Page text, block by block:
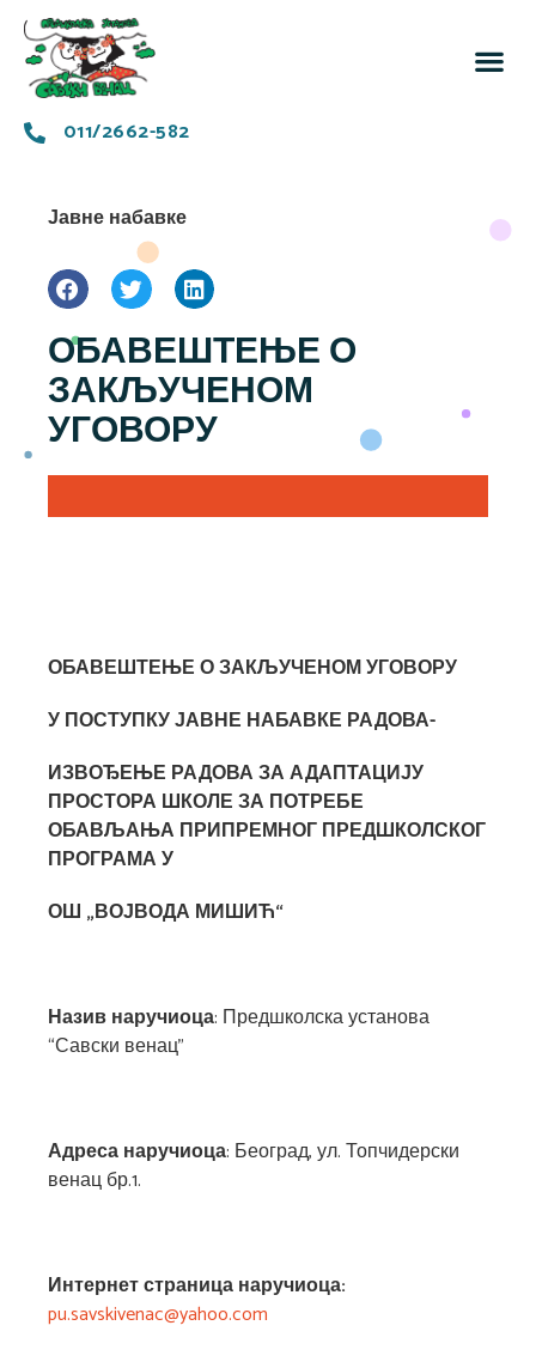
011/2662-582
Јавне набавке
ОБАВЕШТЕЊЕ О
ЗАКЉУЧЕНОМ
УГОВОРУ
ОБАВЕШТЕЊЕ О ЗАКЉУЧЕНОМ УГОВОРУ
У ПОСТУПКУ ЈАВНЕ НАБАВКЕ РАДОВА-
ИЗВОЂЕЊЕ РАДОВА ЗА АДАПТАЦИЈУ
ПРОСТОРА ШКОЛЕ ЗА ПОТРЕБЕ
ОБАВЉАЊА ПРИПРЕМНОГ ПРЕДШКОЛСКОГ
ПРОГРАМА У
ОШ „ВОЈВОДА МИШИЋ“
Назив наручиоца: Предшколска установа
“Савски венац”
Адреса наручиоца: Београд, ул. Топчидерски
венац бр.1.
Интернет страница наручиоца:
pu.savskivenac@yahoo.com